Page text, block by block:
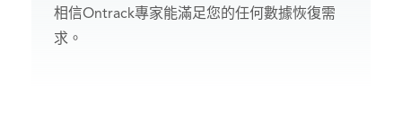
相信Ontrack專家能滿足您的任何數據恢復需
求。